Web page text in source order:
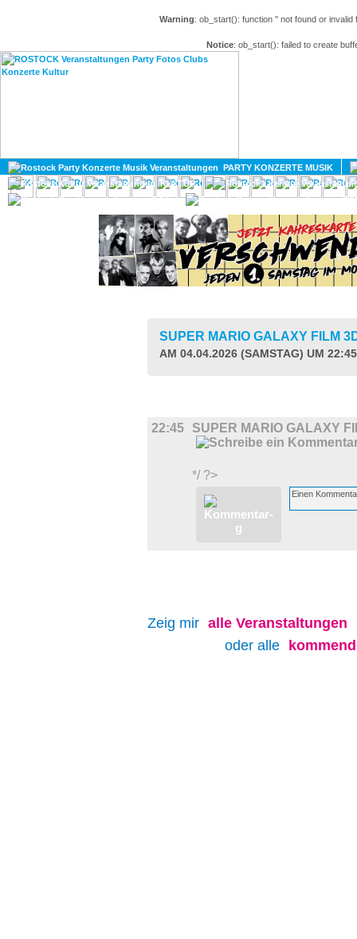
Warning: ob_start(): function '' not found or
Notice: ob_start(): failed to create
PARTY KONZERTE MUSIK
KULTUR
GAY
SUPER MARIO GALAXY FILM
AM 04.04.2026 (SAMSTAG) UM
22:45 SUPER MARIO GALAXY
*/ ?>
Zeig mir alle Veranstaltungen
oder alle